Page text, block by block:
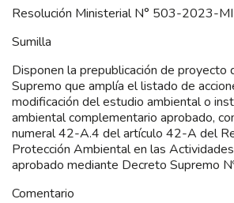
Resolución Ministerial N° 503-2023-
Sumilla
Disponen la prepublicación de proyecto
Supremo que amplía el listado de
modificación del estudio ambiental o
ambiental complementario aprobado,
numeral 42-A.4 del artículo 42-A del
Protección Ambiental en las
aprobado mediante Decreto Supremo
Comentario